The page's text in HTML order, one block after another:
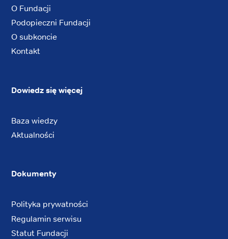
O Fundacji
Podopieczni Fundacji
O subkoncie
Kontakt
Dowiedz się więcej
Baza wiedzy
Aktualności
Dokumenty
Polityka prywatności
Regulamin serwisu
Statut Fundacji